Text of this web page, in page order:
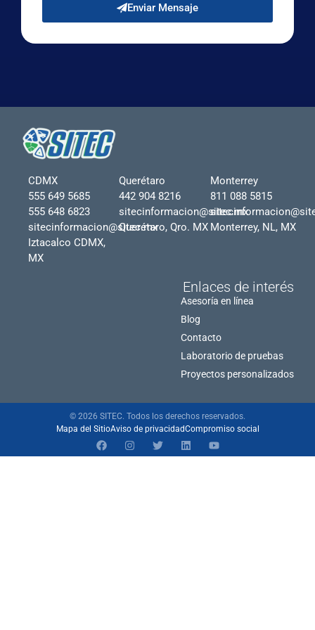
Enviar Mensaje
CDMX
555 649 5685
555 648 6823
sitecinformacion@sitec.mx
Iztacalco CDMX,
MX
Querétaro
442 904 8216
sitecinformacion@sitec.mx
Querétaro, Qro. MX
Monterrey
811 088 5815
Monterrey, NL, MX
Enlaces de interés
Asesoría en línea
Blog
Contacto
Laboratorio de pruebas
Proyectos personalizados
© 2026 SITEC. Todos los derechos reservados.
Mapa del SitioAviso de privacidadCompromiso social